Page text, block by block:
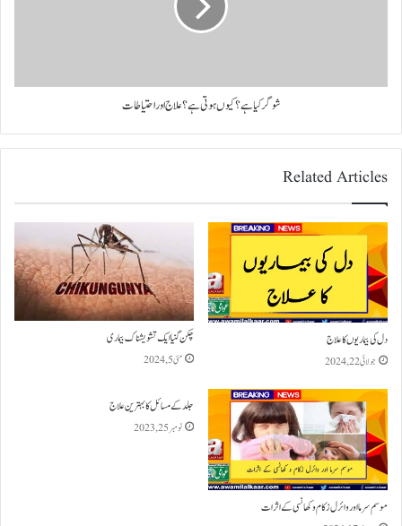
شوگر کیا ہے؟ کیوں ہوتی ہے؟ علاج اور احتیاطات
Related Articles
دل کی بیماریوں کا علاج
جولائی 22, 2024
چکن گنیا ایک تشویشناک بیماری
مئی 5, 2024
موسم سرما اور وائرل زکام و کھانسی کے اثرات
جلد کے مسائل کا بہترین علاج
نومبر 25, 2023